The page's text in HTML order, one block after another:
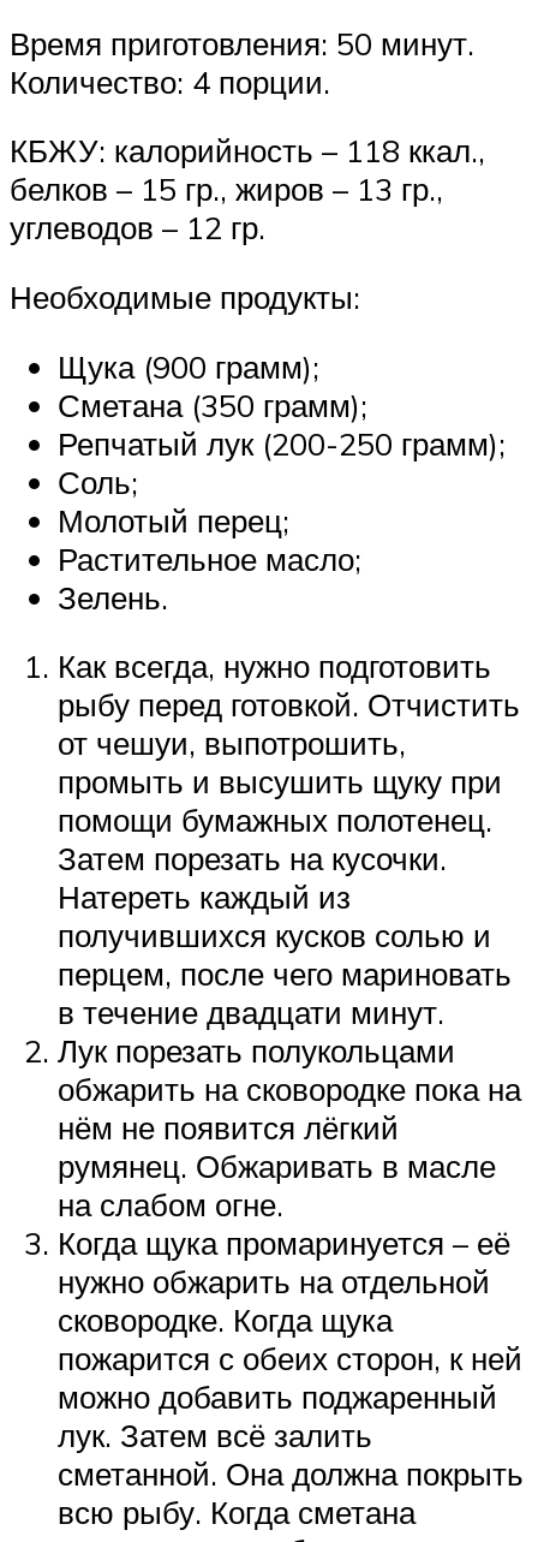
Время приготовления: 50 минут.
Количество: 4 порции.
КБЖУ: калорийность – 118 ккал.,
белков – 15 гр., жиров – 13 гр.,
углеводов – 12 гр.
Необходимые продукты:
Щука (900 грамм);
Сметана (350 грамм);
Репчатый лук (200-250 грамм);
Соль;
Молотый перец;
Растительное масло;
Зелень.
Как всегда, нужно подготовить
рыбу перед готовкой. Отчистить
от чешуи, выпотрошить,
промыть и высушить щуку при
помощи бумажных полотенец.
Затем порезать на кусочки.
Натереть каждый из
получившихся кусков солью и
перцем, после чего мариновать
в течение двадцати минут.
Лук порезать полукольцами
обжарить на сковородке пока на
нём не появится лёгкий
румянец. Обжаривать в масле
на слабом огне.
Когда щука промаринуется – её
нужно обжарить на отдельной
сковородке. Когда щука
пожарится с обеих сторон, к ней
можно добавить поджаренный
лук. Затем всё залить
сметанной. Она должна покрыть
всю рыбу. Когда сметана